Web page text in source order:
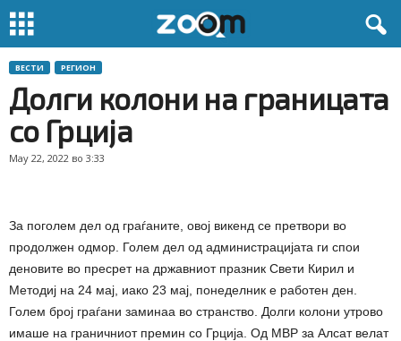
ВЕСТИ РЕГИОН
Долги колони на границата
со Грција
May 22, 2022 во 3:33
За поголем дел од граѓаните, овој викенд се претвори во
продолжен одмор. Голем дел од администрацијата ги спои
деновите во пресрет на државниот празник Свети Кирил и
Методиј на 24 мај, иако 23 мај, понеделник е работен ден.
Голем број граѓани заминаа во странство. Долги колони утрово
имаше на граничниот премин со Грција. Од МВР за Алсат велат